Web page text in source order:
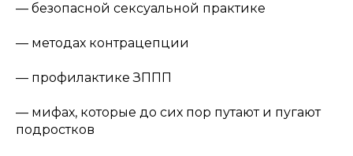
— безопасной сексуальной практике
— методах контрацепции
— профилактике ЗППП
— мифах, которые до сих пор путают и пугают
подростков